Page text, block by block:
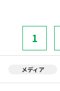
1
メディア